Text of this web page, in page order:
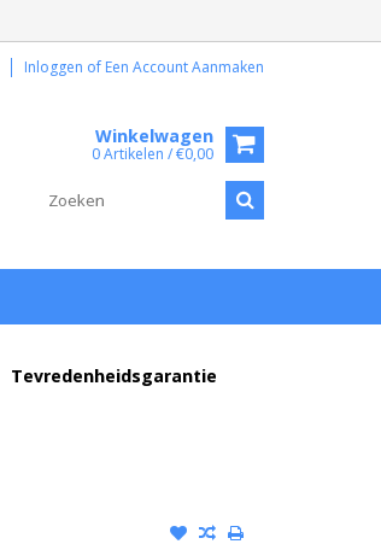
Inloggen of Een Account Aanmaken
Winkelwagen
0 Artikelen / €0,00
Tevredenheidsgarantie